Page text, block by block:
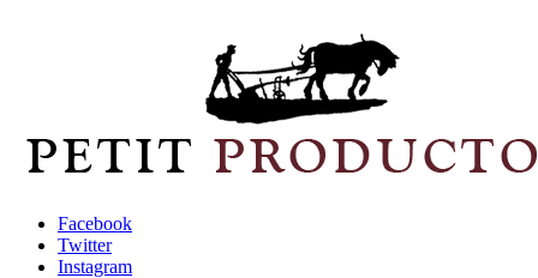
Facebook
Twitter
Instagram